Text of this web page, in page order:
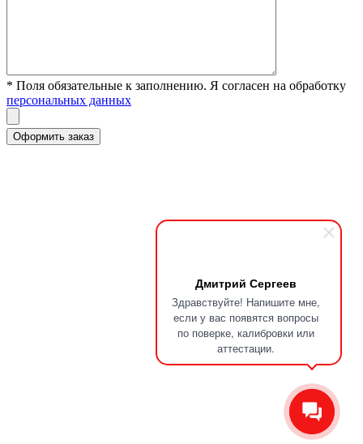
Дмитрий Сергеев
Здравствуйте! Напишите мне,
если у вас появятся вопросы
по поверке, калибровки или
аттестации.
* Поля обязательные к заполнению. Я согласен на обработку
персональных данных